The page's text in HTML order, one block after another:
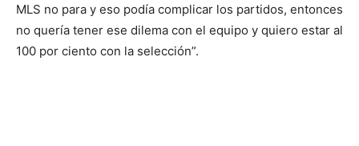
MLS no para y eso podía complicar los partidos, entonces
no quería tener ese dilema con el equipo y quiero estar al
100 por ciento con la selección”.